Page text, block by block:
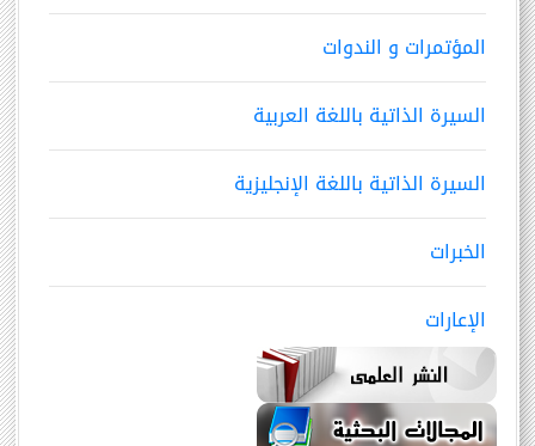
المؤتمرات و الندوات
السيرة الذاتية باللغة العربية
السيرة الذاتية باللغة الإنجليزية
الخبرات
الإعارات